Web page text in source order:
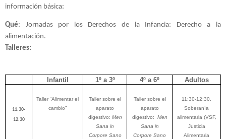
información básica:
Qué: Jornadas por los Derechos de la Infancia: Derecho a la
alimentación.
Infantil 1º a 3º 4º a 6º Adultos
11.30-
12.30
Taller “Alimentar el
cambio”
Taller sobre el
aparato
digestivo: Men
Sana in
Corpore Sano
Taller sobre el
aparato
digestivo: Men
Sana in
Corpore Sano
11:30-12:30.
Soberanía
alimentaria (VSF,
Justicia
Alimentaria